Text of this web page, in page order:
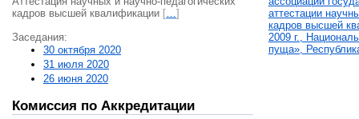
кадров высшей квалификации […]
Заседания:
30 октября 2020
31 июля 2020
26 июня 2020
Комиссия по Аккредитации
аттестации
кадров высшей
2009 г.,
пуща»,